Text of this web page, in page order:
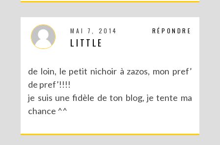
RÉPONDRE
MAI 7, 2014
LITTLE
de loin, le petit nichoir à zazos, mon pref’
de pref’!!!!
je suis une fidèle de ton blog, je tente ma
chance ^^